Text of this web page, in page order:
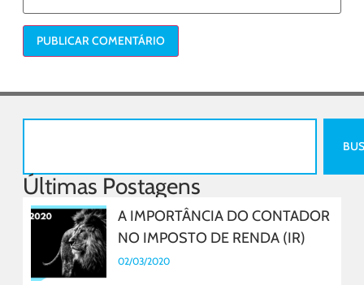
Últimas Postagens
A IMPORTÂNCIA DO CONTADOR
NO IMPOSTO DE RENDA (IR)
02/03/2020